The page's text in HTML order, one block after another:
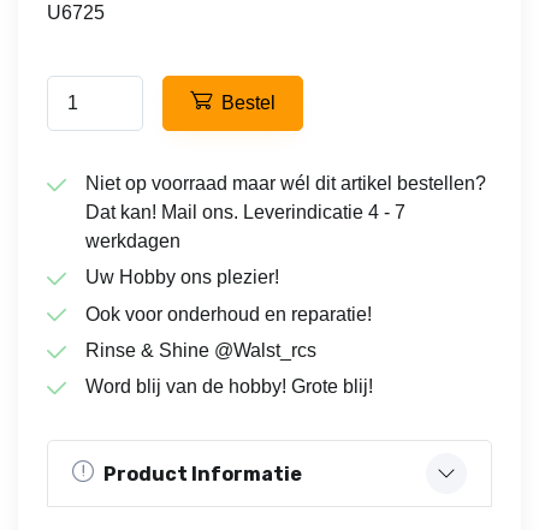
U6725
Bestel
Niet op voorraad maar wél dit artikel bestellen?
Dat kan! Mail ons. Leverindicatie 4 - 7
werkdagen
Uw Hobby ons plezier!
Ook voor onderhoud en reparatie!
Rinse & Shine @Walst_rcs
Word blij van de hobby! Grote blij!
Product Informatie